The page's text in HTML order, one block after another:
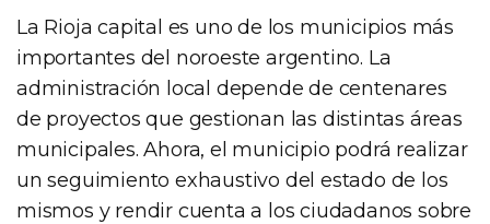
La Rioja capital es uno de los municipios más
importantes del noroeste argentino. La
administración local depende de centenares
de proyectos que gestionan las distintas áreas
municipales. Ahora, el municipio podrá realizar
un seguimiento exhaustivo del estado de los
mismos y rendir cuenta a los ciudadanos sobre